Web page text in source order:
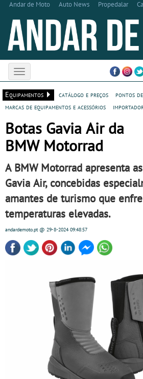
Andar de Moto Auto News Propedalar
Toggle
navigation
Equipamentos
catálogo e preços
pontos
marcas de equipamentos e acessórios
Botas Gavia Air da
BMW Motorrad
A BMW Motorrad apresenta
Gavia Air, concebidas
amantes de turismo que
temperaturas elevadas.
andardemoto.pt@ 29-8-202409:48:57